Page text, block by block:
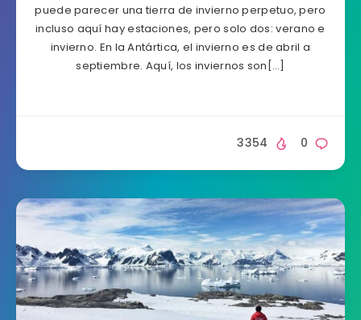
puede parecer una tierra de invierno perpetuo, pero
incluso aquí hay estaciones, pero solo dos: verano e
invierno. En la Antártica, el invierno es de abril a
septiembre. Aquí, los inviernos son[…]
0
3354